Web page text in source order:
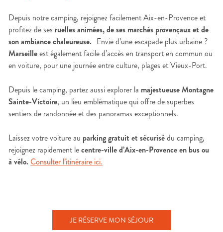
Depuis notre camping, rejoignez facilement Aix-en-Provence et
profitez de ses ruelles animées, de ses marchés provençaux et de
son ambiance chaleureuse. Envie d’une escapade plus urbaine ?
Marseilleest également facile d’accès en transport en commun ou
en voiture, pour une journée entre culture, plages et Vieux-Port.
Depuis le camping, partez aussi explorer la majestueuse Montagne
Sainte-Victoire, un lieu emblématique qui offre de superbes
sentiers de randonnée et des panoramas exceptionnels.
Laissez votre voiture au parking gratuit et sécurisédu camping,
rejoignez rapidement lecentre-ville d’Aix-en-Provence en bus ou
à vélo. Consulter l’itinéraire ici.
JE RÉSERVE MON SÉJOUR